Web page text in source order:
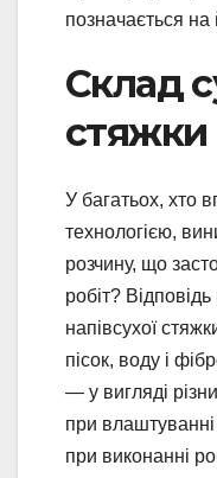
позначається на
Склад
стяжки
У багатьох, хто
технологією,
розчину, що
робіт?
напівсухої
пісок, воду і
— у вигляді
при влаштуванні
при виконанні